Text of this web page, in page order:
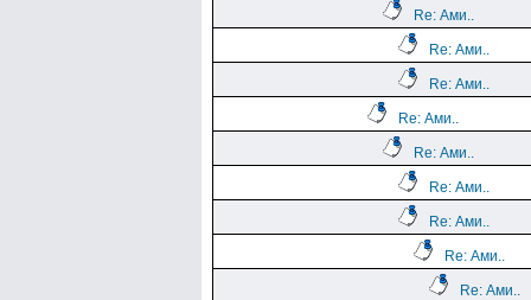
Re: Ами..
Re: Ами..
Re: Ами..
Re: Ами..
Re: Ами..
Re: Ами..
Re: Ами..
Re: Ами..
Re: Ами..